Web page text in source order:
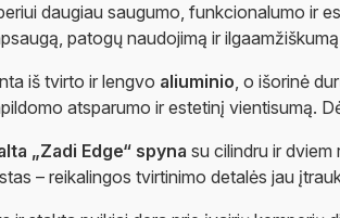
daugiau saugumo, funkcionalumo ir
patogų naudojimą ir
iš tvirto ir lengvo aliuminio, o išorinė
atsparumo ir estetinį vientisumą.
„Zadi Edge“ spyna su cilindru ir
– reikalingos tvirtinimo detalės jau